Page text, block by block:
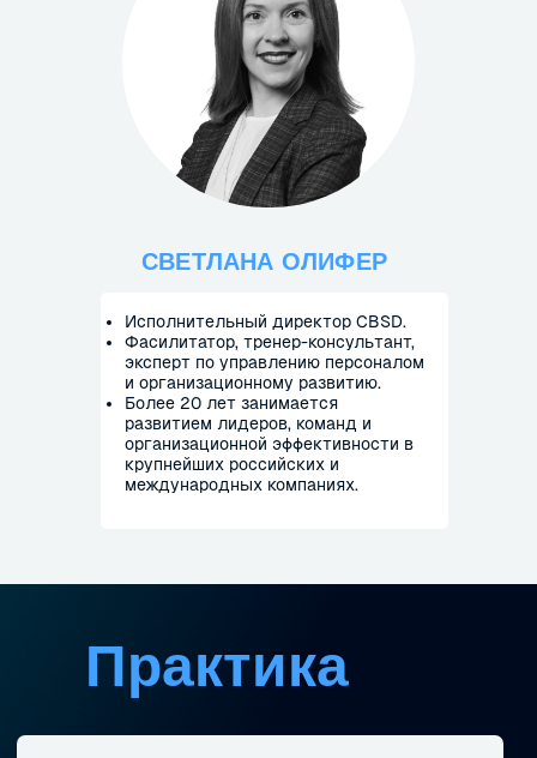
Исполнительный директор CBSD.
Фасилитатор, тренер-консультант,
эксперт по управлению персоналом
и организационному развитию.
Более 20 лет занимается
развитием лидеров, команд и
организационной эффективности в
крупнейших российских и
международных компаниях.
СВЕТЛАНА ОЛИФЕР